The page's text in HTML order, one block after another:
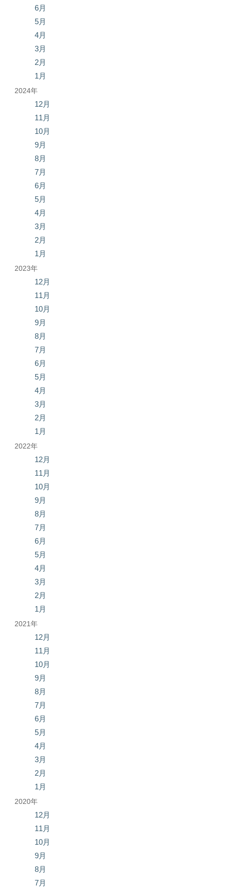
6月
5月
4月
3月
2月
1月
2024年
12月
11月
10月
9月
8月
7月
6月
5月
4月
3月
2月
1月
2023年
12月
11月
10月
9月
8月
7月
6月
5月
4月
3月
2月
1月
2022年
12月
11月
10月
9月
8月
7月
6月
5月
4月
3月
2月
1月
2021年
12月
11月
10月
9月
8月
7月
6月
5月
4月
3月
2月
1月
2020年
12月
11月
10月
9月
8月
7月